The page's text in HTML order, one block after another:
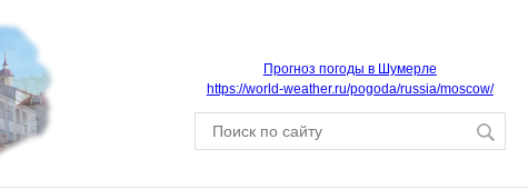
Прогноз погоды в Шумерле
https://world-weather.ru/pogoda/russia/moscow/